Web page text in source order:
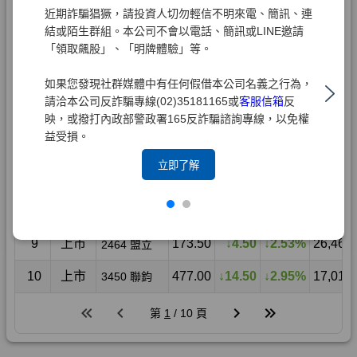
近期詐騙猖獗，請投資人切勿輕信不明來電、簡訊、連
結或陌生群組。本公司不會以電話、簡訊或LINE邀請
「領取飆股」、「明牌體驗」等。
如果您發現社群媒體中有任何假借本公司名義之行為，
請洽本公司反詐騙專線(02)35181165或客服信箱反
映，或撥打內政部警政署165反詐騙諮詢專線，以免權
益受損。
立即了解